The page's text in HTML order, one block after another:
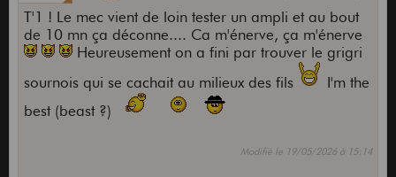
T'1 ! Le mec vient de loin tester un ampli et au bout
de 10 mn ça déconne.... Ca m'énerve, ça m'énerve
Heureusement on a fini par trouver le grigri
sournois qui se cachait au milieux des fils
I'm the
best (beast ?)
Modifié le 19/05/2026 à 15:14